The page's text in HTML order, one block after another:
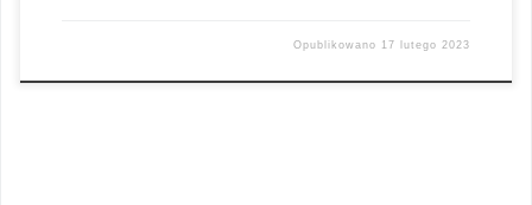
Opublikowano 17 lutego 2023